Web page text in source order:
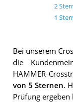
2
1
Bei unserem
die
HAMMER
von 5 Sternen.
Prüfung ergeben